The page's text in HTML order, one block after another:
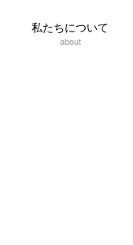
私たちについて
about